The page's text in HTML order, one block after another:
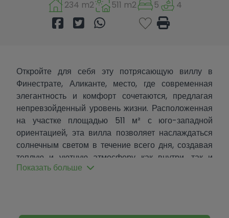
234 m2 511 m2 5 4
Откройте для себя эту потрясающую виллу в
Финестрате, Аликанте, место, где современная
элегантность и комфорт сочетаются, предлагая
непревзойденный уровень жизни. Расположенная
на участке площадью 511 м² с юго-западной
ориентацией, эта вилла позволяет наслаждаться
солнечным светом в течение всего дня, создавая
теплую и уютную атмосферу как внутри, так и
снаружи.
просторными спальнями, обеспечивая достаточно
Показать больше